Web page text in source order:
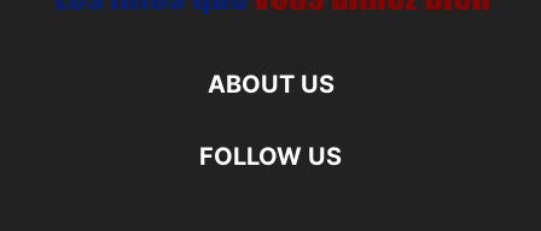
ABOUT US
FOLLOW US